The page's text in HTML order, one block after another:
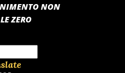
NON
ZERO